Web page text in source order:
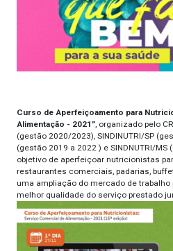
Curso de Aperfeiçoamento para
Alimentação - 2021”, organizado pelo
(gestão 2020/2023), SINDINUTRI/SP
(gestão 2019 a 2022 ) e SINDNUTRI/
objetivo de aperfeiçoar nutricionistas
restaurantes comerciais, padarias,
uma ampliação do mercado de
melhor qualidade do serviço prestado